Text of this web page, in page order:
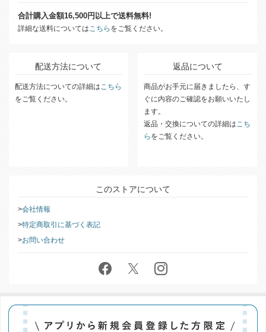
合計購入金額16,500円以上で送料無料!
詳細な送料についてはこちら をご覧ください。
配送方法について
配送方法についての詳細はこちら
をご覧ください。
返品について
商品がお手元に届きましたら、す
ぐに内容のご確認をお願いいたし
ます。
返品・交換についての詳細はこち
ら をご覧ください。
このストアについて
会社情報
特定商取引に基づく表記
お問い合わせ